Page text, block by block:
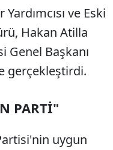
ve Eski
Hakan Atilla
Genel Başkanı
gerçekleştirdi.
PARTİ"
uygun